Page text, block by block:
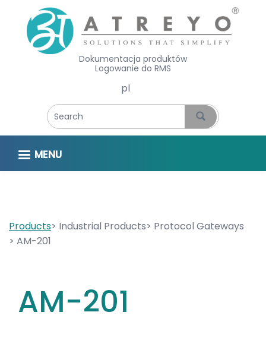
Dokumentacja produktów
Logowanie do RMS
Select your language
MENU
Products Industrial Products
Protocol Gateways
AM-201
AM-201